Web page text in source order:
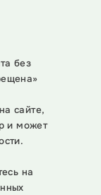
без
сайте,
и может
на